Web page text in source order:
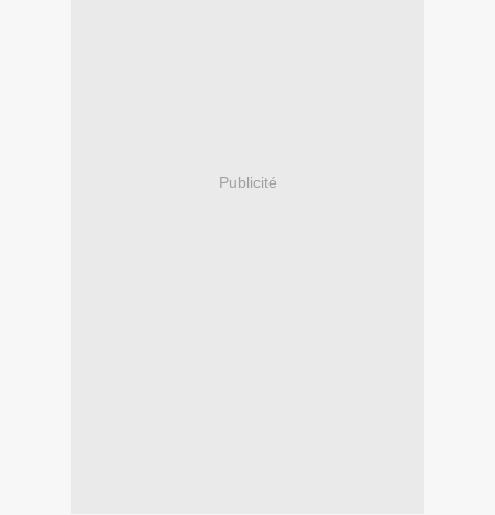
Publicité